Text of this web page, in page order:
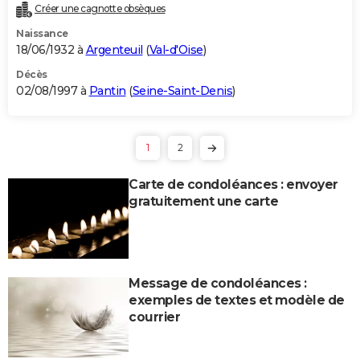
Créer une cagnotte obsèques
Naissance
18/06/1932 à Argenteuil (Val-d'Oise)
Décès
02/08/1997 à Pantin (Seine-Saint-Denis)
1 2
Carte de condoléances : envoyer
gratuitement une carte
Message de condoléances :
exemples de textes et modèle de
courrier